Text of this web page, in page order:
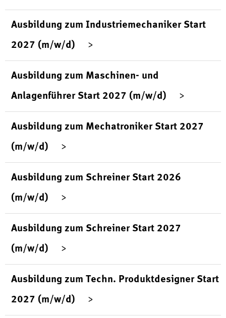
Ausbildung zum Industriemechaniker Start
2027 (m/w/d)
Ausbildung zum Maschinen- und
Anlagenführer Start 2027 (m/w/d)
Ausbildung zum Mechatroniker Start 2027
(m/w/d)
Ausbildung zum Schreiner Start 2026
(m/w/d)
Ausbildung zum Schreiner Start 2027
(m/w/d)
Ausbildung zum Techn. Produktdesigner Start
2027 (m/w/d)